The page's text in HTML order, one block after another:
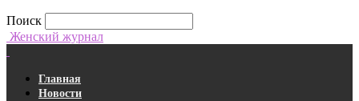
Поиск
Женский журнал
Главная
Новости